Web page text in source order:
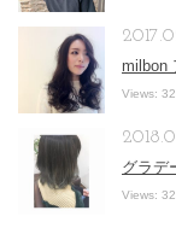
milbon
Views:
Views: